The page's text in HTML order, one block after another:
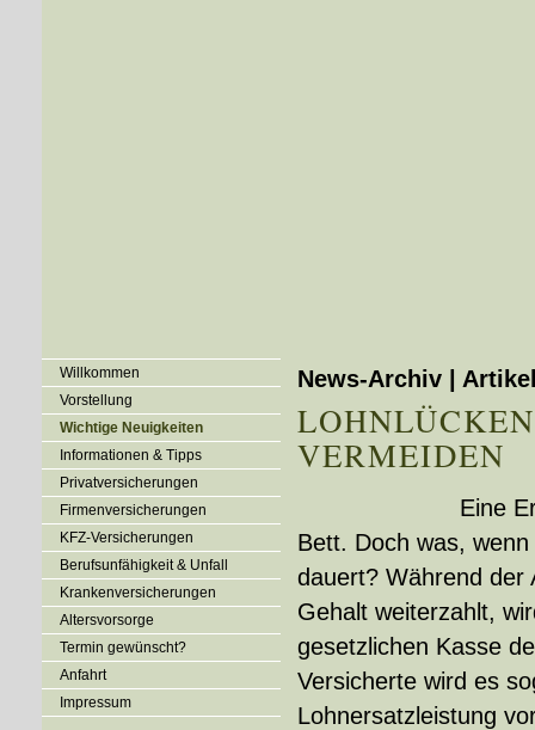
Willkommen
Vorstellung
Wichtige Neuigkeiten
Informationen & Tipps
Privatversicherungen
Firmenversicherungen
KFZ-Versicherungen
Berufsunfähigkeit & Unfall
Kranken­ver­si­che­rungen
Alters­vorsorge
Termin gewünscht?
Anfahrt
Impressum
News-Archiv |
VERMEIDEN
Eine
Bett. Doch was,
dauert? Während der
Gehalt weiterzahlt,
gesetzlichen Kasse
Versicherte wird es
Lohnersatzleistung